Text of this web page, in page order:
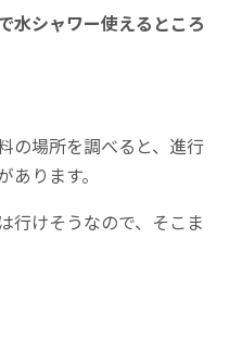
水シャワー使えるところ
の場所を調べると、進行
ります。
行けそうなので、そこま